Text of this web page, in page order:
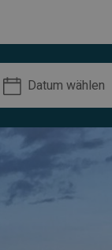
Datum wählen